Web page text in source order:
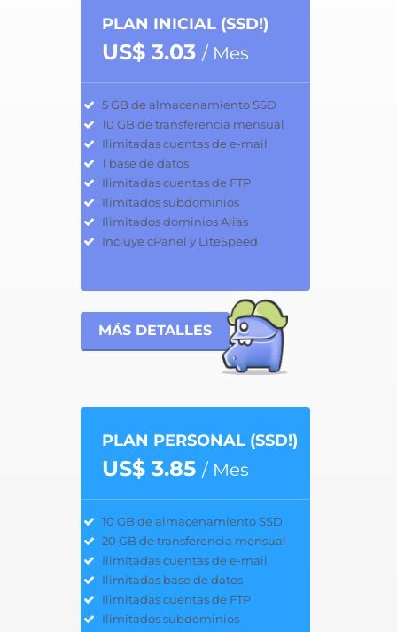
PLAN INICIAL (SSD!)
US$ 3.03 / Mes
5 GB de almacenamiento SSD
10 GB de transferencia mensual
Ilimitadas cuentas de e-mail
1 base de datos
Ilimitadas cuentas de FTP
Ilimitados subdominios
Ilimitados dominios Alias
Incluye cPanel y LiteSpeed
MÁS DETALLES
PLAN PERSONAL (SSD!)
US$ 3.85 / Mes
10 GB de almacenamiento SSD
20 GB de transferencia mensual
Ilimitadas cuentas de e-mail
Ilimitadas base de datos
Ilimitadas cuentas de FTP
Ilimitados subdominios